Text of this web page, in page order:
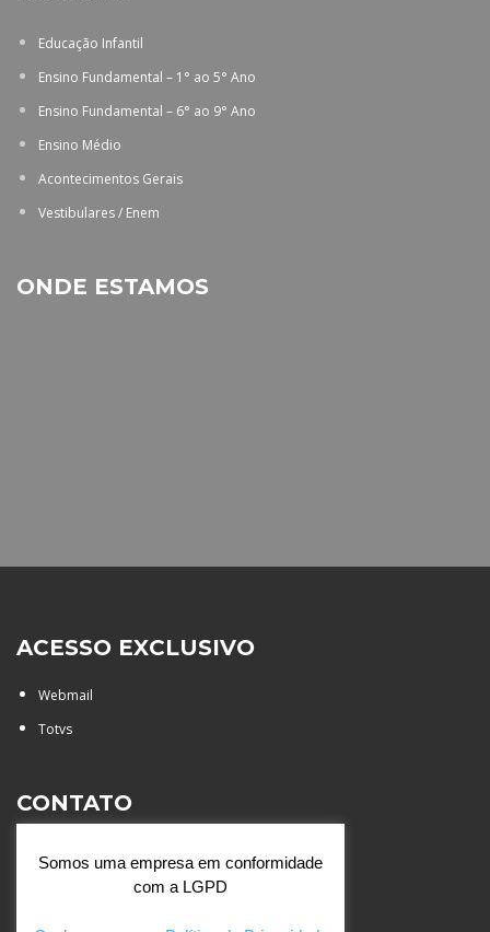
Educação Infantil
Ensino Fundamental – 1° ao 5° Ano
Ensino Fundamental – 6° ao 9° Ano
Ensino Médio
Acontecimentos Gerais
Vestibulares / Enem
ONDE ESTAMOS
ACESSO EXCLUSIVO
Webmail
Totvs
CONTATO
Santa Catarina - São José do
Rio Preto (SP)
Somos uma empresa em conformidade
com a LGPD